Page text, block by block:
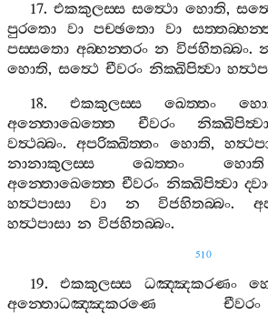
17.එකකුලස‍්ස සත්‍ථො හොති,
පුරතො
වා පච‍්ඡතො වා
පස‍්සතො අබ‍්භන‍්තරං න විජහිතබ‍්බං.
හොති, සත්‍ථෙ චීවරං නික‍්ඛිපිත්‍වා
18. එකකුලස‍්ස ඛෙත‍්තං
අන‍්තොඛෙත‍්තෙ
චීවරං නික‍්ඛිපිත්‍වා
වත්‍ථබ‍්බං.අපරික‍්ඛිත‍්තං හොති,
නානාකුලස‍්ස
ඛෙත‍්තං හොති
අන‍්තොඛෙත‍්තෙ චීවරං නික‍්ඛිපිත්‍වා
හත්‍ථපාසා
වා න විජහිතබ‍්බං.
හත්‍ථපාසා න විජහිතබ‍්බං.
510
19.එකකුලස‍්ස ධඤ‍්ඤකරණං
අන‍්තොධඤ‍්ඤකරණෙ
චීවරං